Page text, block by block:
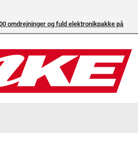
omdrejninger og fuld elektronikpakke på